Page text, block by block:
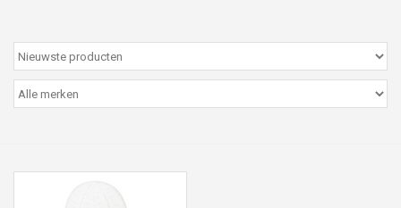
kaartjes
Cadeaubon